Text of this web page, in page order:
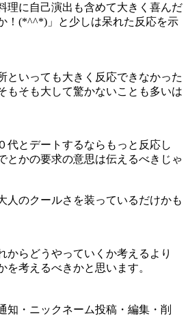
理に自己演出も含めて大きく喜んだ
！(*^^*)」と少しは呆れた反応を示
といっても大きく反応できなかった
もそも大して驚かないことも多いは
代とデートするならもっと反応し
とかの要求の意思は伝えるべきじゃ
人のクールさを装っているだけかも
からどうやっていくか考えるより
を考えるべきかと思います。
知・ニックネーム投稿・編集・削